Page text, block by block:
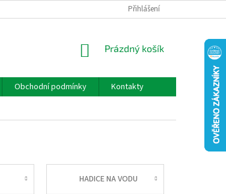
Přihlášení
NÁKUPNÍ
Prázdný košík
Obchodní podmínky
Kontakty
HADICE NA VODU